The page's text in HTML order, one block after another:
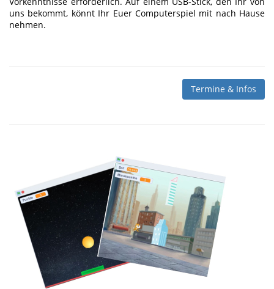
uns bekommt, könnt Ihr Euer Computerspiel mit nach Hause
nehmen.
Termine & Infos